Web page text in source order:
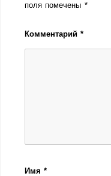
поля помечены *
Комментарий*
Имя*